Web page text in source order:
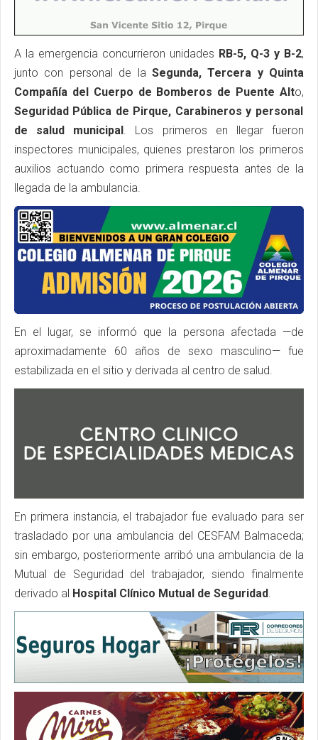
A la emergencia concurrieron unidades RB-5, Q-3 y B-2,
junto con personal de la Segunda, Tercera y Quinta
Compañía del Cuerpo de Bomberos de Puente Alto,
Seguridad Pública de Pirque, Carabineros y personal
de salud municipal . Los primeros en llegar fueron
inspectores municipales, quienes prestaron los primeros
auxilios actuando como primera respuesta antes de la
llegada de la ambulancia.
En el lugar, se informó que la persona afectada —de
aproximadamente 60 años de sexo masculino— fue
estabilizada en el sitio y derivada al centro de salud.
En primera instancia, el trabajador fue evaluado para ser
trasladado por una ambulancia del CESFAM Balmaceda;
sin embargo, posteriormente arribó una ambulancia de la
Mutual de Seguridad del trabajador, siendo finalmente
derivado al Hospital Clínico Mutual de Seguridad.